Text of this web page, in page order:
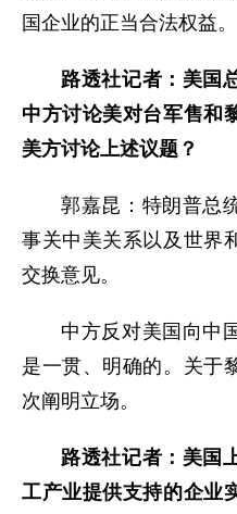
国企业的正当合法权益。
路透社记者：美国
中方讨论美对台军售和
美方讨论上述议题？
郭嘉昆：特朗普总
事关中美关系以及世界
交换意见。
中方反对美国向中
是一贯、明确的。关于
次阐明立场。
路透社记者：美国
工产业提供支持的企业